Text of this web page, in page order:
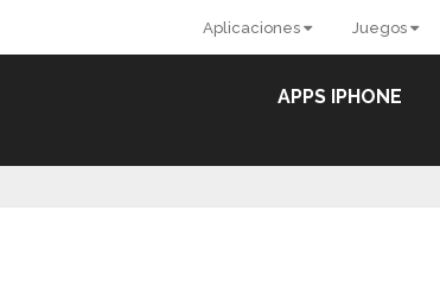
Aplicaciones Juegos
APPS IPHONE